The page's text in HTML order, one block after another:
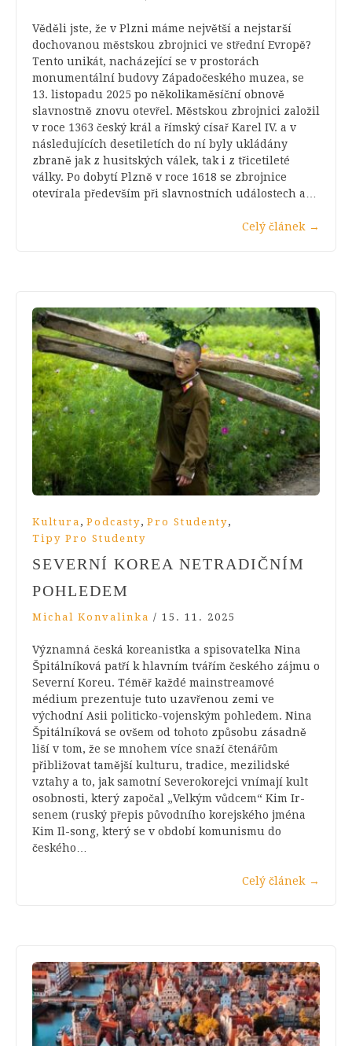
Věděli jste, že v Plzni máme největší a nejstarší
dochovanou městskou zbrojnici ve střední Evropě?
Tento unikát, nacházející se v prostorách
monumentální budovy Západočeského muzea, se
13. listopadu 2025 po několikaměsíční obnově
slavnostně znovu otevřel. Městskou zbrojnici založil
v roce 1363 český král a římský císař Karel IV. a v
následujících desetiletích do ní byly ukládány
zbraně jak z husitských válek, tak i z třicetileté
války. Po dobytí Plzně v roce 1618 se zbrojnice
otevírala především při slavnostních událostech a…
Celý článek →
Kultura , Podcasty, Pro Studenty,
Tipy Pro Studenty
SEVERNÍ KOREA NETRADIČNÍM
POHLEDEM
Michal Konvalinka / 15. 11. 2025
Významná česká koreanistka a spisovatelka Nina
Špitálníková patří k hlavním tvářím českého zájmu o
Severní Koreu. Téměř každé mainstreamové
médium prezentuje tuto uzavřenou zemi ve
východní Asii politicko-vojenským pohledem. Nina
Špitálníková se ovšem od tohoto způsobu zásadně
liší v tom, že se mnohem více snaží čtenářům
přibližovat tamější kulturu, tradice, mezilidské
vztahy a to, jak samotní Severokorejci vnímají kult
osobnosti, který započal „Velkým vůdcem“ Kim Ir-
senem (ruský přepis původního korejského jména
Kim Il-song, který se v období komunismu do
českého…
Celý článek →